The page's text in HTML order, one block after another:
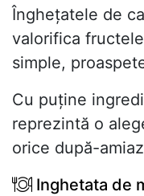
Înghețatele de
valorifica
simple,
Cu puține
reprezintă o
orice după-
Inghetata de